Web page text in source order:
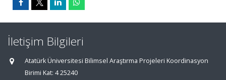
İletişim Bilgileri
Atatürk Üniversitesi Bilimsel Araştırma Projeleri Koordinasyon
Birimi Kat: 4 25240